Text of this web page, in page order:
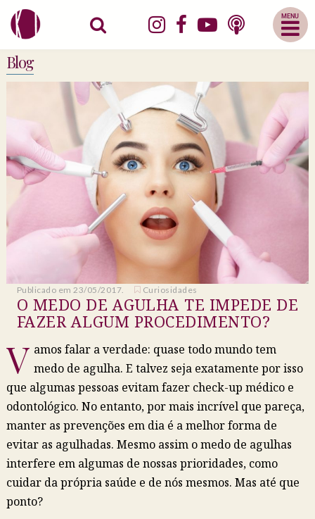
Abrir
Menu
Mobile
Blog
Publicado em 23/05/2017. Curiosidades
O MEDO DE AGULHA TE IMPEDE DE
FAZER ALGUM PROCEDIMENTO?
V amos falar a verdade: quase todo mundo tem
medo de agulha. E talvez seja exatamente por isso
que algumas pessoas evitam fazer check-up médico e
odontológico. No entanto, por mais incrível que pareça,
manter as prevenções em dia é a melhor forma de
evitar as agulhadas. Mesmo assim o medo de agulhas
interfere em algumas de nossas prioridades, como
cuidar da própria saúde e de nós mesmos. Mas até que
ponto?